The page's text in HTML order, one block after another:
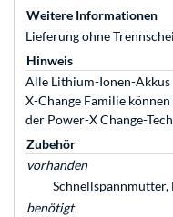
Weitere Informationen
Lieferung ohne
Hinweis
Alle Lithium-Ionen-Akkus
X-Change Familie
der Power-X Change-
Zubehör
vorhanden
benötigt